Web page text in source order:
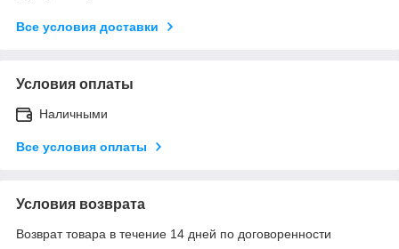
Все условия доставки
Условия оплаты
Наличными
Все условия оплаты
Условия возврата
Возврат товара в течение 14 дней по договоренности